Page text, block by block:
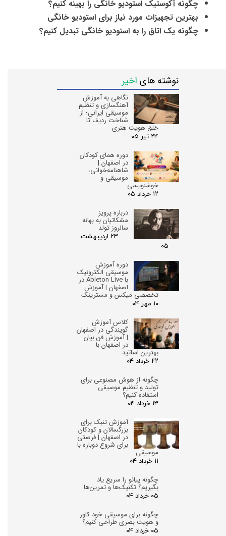
چگونه آکوستیک استودیو خانگی را بهینه کنیم؟
بهترین تجهیزات مورد نیاز برای استودیو خانگی
چگونه یک اتاق را به استودیو خانگی تبدیل کنیم؟
نوشته های اخیر
نگاهی به آموزش
آهنگسازی و تنظیم
موسیقی ایرانی؛ از
شناخت ردیف تا
خلق هویت هنری
۲۴ تیر ۰۵
دوره همای کودکان
در اصفهان |
شاهنامه‌خوانی،
موسیقی و
خوشنویسی
۱۲ خرداد ۰۵
درباره پرویز
مشکاتیان به بهانه
سالروز تولد
۲۳ اردیبهشت
۰۵
دوره آموزش
موسیقی الکترونیک
با Ableton Live در
اصفهان | آموزش
تخصصی میکس و مسترینگ
۱۰ مهر ۰۴
کلاس آموزش
گویندگی در اصفهان
| آموزش فن بیان
در اصفهان با
بهترین اساتید
۲۲ خرداد ۰۴
چگونه از هوش مصنوعی برای
تولید و تنظیم موسیقی
استفاده کنیم؟
۱۳ خرداد ۰۴
آموزش تنبک برای
بزرگسالان و کودکان
در اصفهان | فرصتی
برای شروع دوباره با
موسیقی
۱۱ خرداد ۰۴
چگونه پیانو را سریع یاد
بگیریم؟ تکنیک‌ها و تمرین‌ها
۰۵ خرداد ۰۴
چگونه برای موسیقی خود کاور
و هویت بصری طراحی کنیم؟
۰۵ خرداد ۰۴